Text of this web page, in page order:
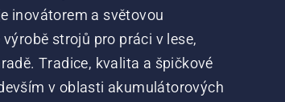
inovátorem a světovou
strojů pro práci v lese,
Tradice, kvalita a špičkové
v oblasti akumulátorových